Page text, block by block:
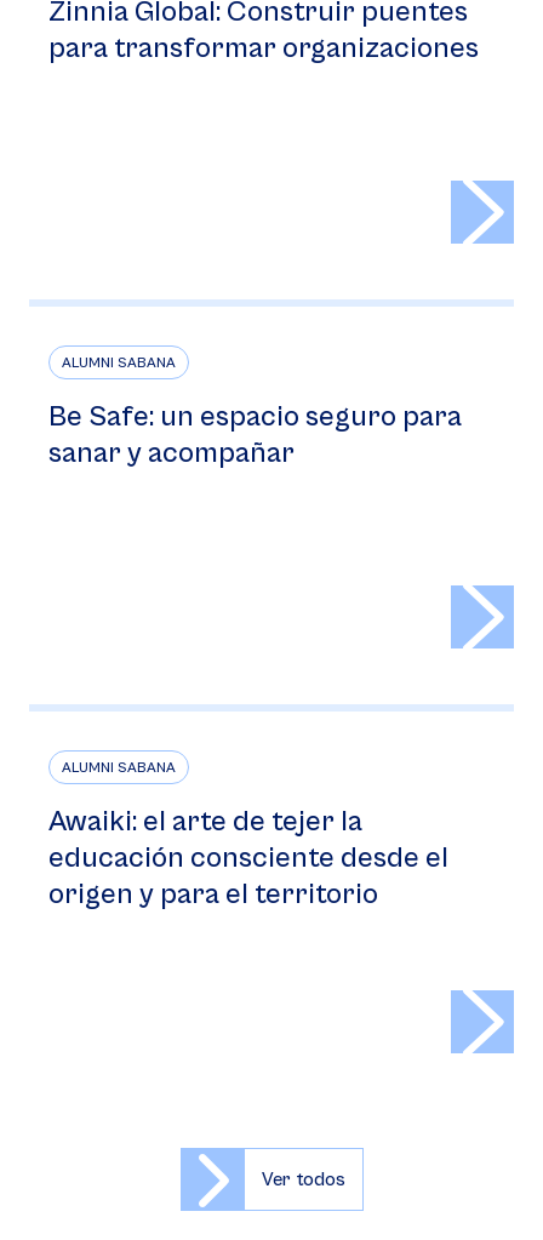
Zinnia Global: Construir puentes
para transformar organizaciones
ALUMNI SABANA
Be Safe: un espacio seguro para
sanar y acompañar
ALUMNI SABANA
Awaiki: el arte de tejer la
educación consciente desde el
origen y para el territorio
Ver todos